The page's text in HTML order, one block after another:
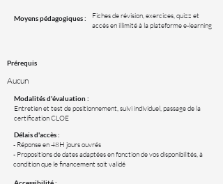
Fiches de révision, exercices, quizz et
accès en illimité à la plateforme e-learning
Moyens pédagogiques :
Prérequis
Aucun
Modalités d'évaluation :
Entretien et test de positionnement, suivi individuel, passage de la
certification CLOE
Délais d'accès :
- Réponse en 48H jours ouvrés
- Propositions de dates adaptées en fonction de vos disponibilités, à
condition que le financement soit validé